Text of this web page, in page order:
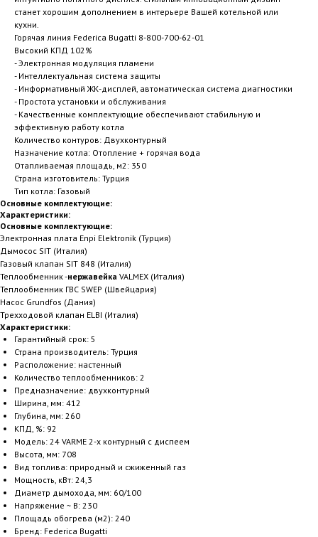
станет хорошим дополнением в интерьере Вашей котельной или
кухни.
Горячая линия Federica Bugatti 8-800-700-62-01
Высокий КПД 102%
- Электронная модуляция пламени
- Интеллектуальная система защиты
- Информативный ЖК-дисплей, автоматическая система диагностики
- Простота установки и обслуживания
- Качественные комплектующие обеспечивают стабильную и
эффективную работу котла
Количество контуров: Двухконтурный
Назначение котла: Отопление + горячая вода
Отапливаемая площадь, м2: 350
Страна изготовитель: Турция
Тип котла: Газовый
Основные комплектующие:
Характеристики:
Основные комплектующие:
Электронная плата Enpi Elektronik (Турция)
Дымосос SIT (Италия)
Газовый клапан SIT 848 (Италия)
Теплообменник -нержавейка VALMEX (Италия)
Теплообменник ГВС SWEP (Швейцария)
Насос Grundfos (Дания)
Трехходовой клапан ELBI (Италия)
Характеристики:
Гарантийный срок: 5
Страна производитель: Турция
Расположение: настенный
Количество теплообменников: 2
Предназначение: двухконтурный
Ширина, мм: 412
Глубина, мм: 260
КПД, %: 92
Модель: 24 VARME 2-х контурный с диспеем
Высота, мм: 708
Вид топлива: природный и сжиженный газ
Мощность, кВт: 24,3
Диаметр дымохода, мм: 60/100
Напряжение ~ В: 230
Площадь обогрева (м2): 240
Бренд: Federica Bugatti